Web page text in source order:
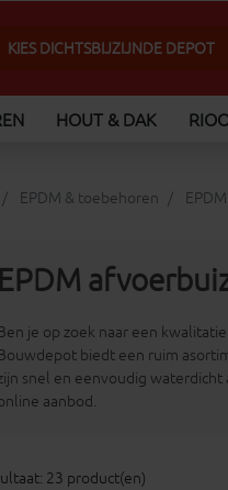
HOUT & DAK
EPDM & toebehoren
EPDM
je op zoek naar een
biedt een ruim
snel en eenvoudig
aanbod.
23 product(en)